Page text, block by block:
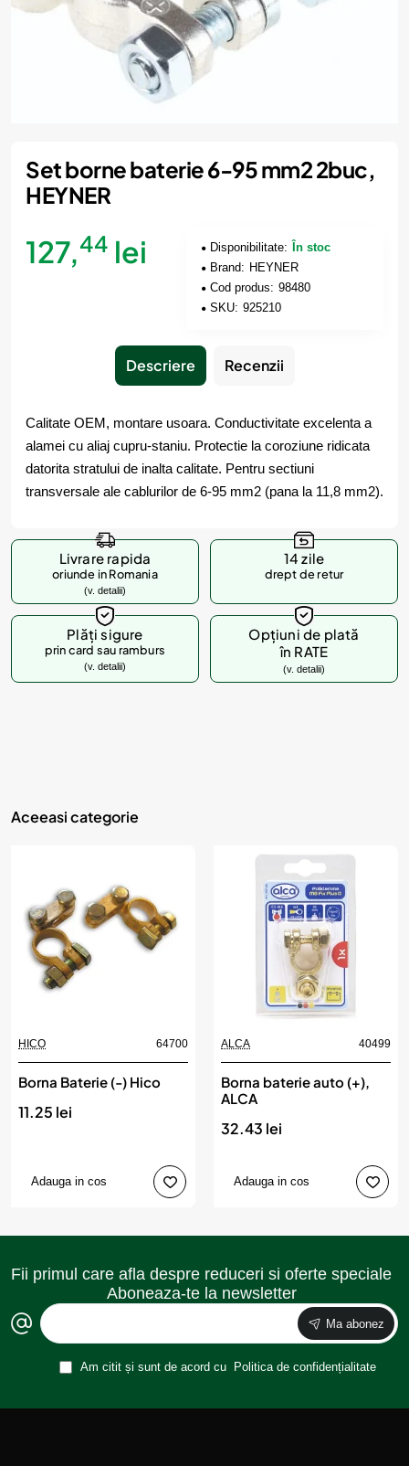
Set borne baterie 6-95 mm2 2buc,
HEYNER
127,44 lei Disponibilitate:
În stoc
Brand: HEYNER
Cod produs: 98480
SKU: 925210
Descriere Recenzii
Calitate OEM, montare usoara. Conductivitate excelenta a
alamei cu aliaj cupru-staniu. Protectie la coroziune ridicata
datorita stratului de inalta calitate. Pentru sectiuni
transversale ale cablurilor de 6-95 mm2 (pana la 11,8 mm2).
Livrare rapida
oriunde in Romania
(v. detalii)
14 zile
drept de retur
Plăți sigure
prin card sau ramburs
(v. detalii)
Opțiuni de plată
în RATE
(v. detalii)
Aceeasi categorie
HICO 64700
Borna Baterie (-) Hico
11.25 lei
Adauga in cos
ALCA 40499
Borna baterie auto (+),
ALCA
32.43 lei
Adauga in cos
Fii primul care afla despre reduceri si oferte speciale
Aboneaza-te la newsletter
Ma abonez
Am citit și sunt de acord cu Politica de confidențialitate